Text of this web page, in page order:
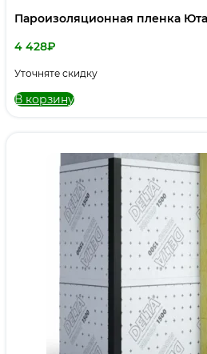
Пароизоляционная пленка
4 428₽
Уточняте скидку
В корзину